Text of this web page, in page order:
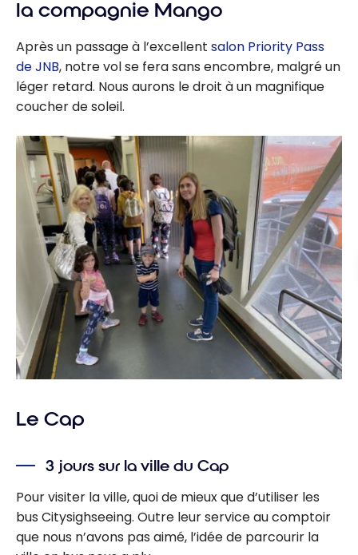
Marriott
Marriott
Bonvoy
la compagnie Mango
Après un passage à l’excellent salon Priority Pass
de JNB, notre vol se fera sans encombre, malgré un
léger retard. Nous aurons le droit à un magnifique
coucher de soleil.
Le Cap
3 jours sur la ville du Cap
Pour visiter la ville, quoi de mieux que d’utiliser les
bus Citysighseeing. Outre leur service au comptoir
que nous n’avons pas aimé, l’idée de parcourir la